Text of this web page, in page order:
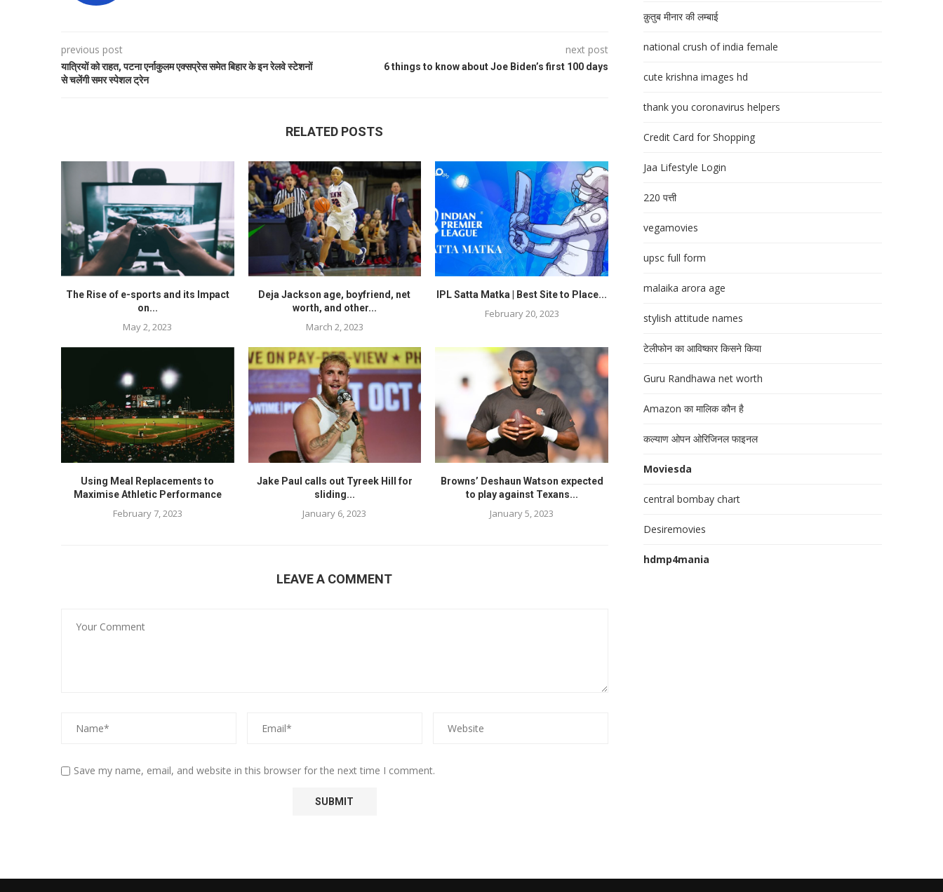
previous post
यात्रियों को राहत, पटना एर्नाकुलम एक्सप्रेस समेत बिहार के इन रेलवे स्टेशनों
से चलेंगी समर स्पेशल ट्रेन
next post
6 things to know about Joe Biden’s first 100 days
RELATED POSTS
The Rise of e-sports and its Impact
on...
May 2, 2023
Deja Jackson age, boyfriend, net
worth, and other...
March 2, 2023
IPL Satta Matka | Best Site to Place...
February 20, 2023
Using Meal Replacements to
Maximise Athletic Performance
February 7, 2023
Jake Paul calls out Tyreek Hill for
sliding...
January 6, 2023
Browns’ Deshaun Watson expected
to play against Texans...
January 5, 2023
LEAVE A COMMENT
Save my name, email, and website in this browser for the next time I comment.
क़ुतुब मीनार की लम्बाई
national crush of india female
cute krishna images hd
thank you coronavirus helpers
Credit Card for Shopping
Jaa Lifestyle Login
220 पत्ती
vegamovies
upsc full form
malaika arora age
stylish attitude names
टेलीफोन का आविष्कार किसने किया
Guru Randhawa net worth
Amazon का मालिक कौन है
कल्याण ओपन ओरिजिनल फाइनल
Moviesda
central bombay chart
Desiremovies
hdmp4mania